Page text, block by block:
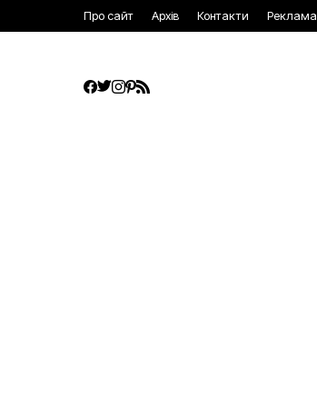
Про сайт Архів Контакти Реклама